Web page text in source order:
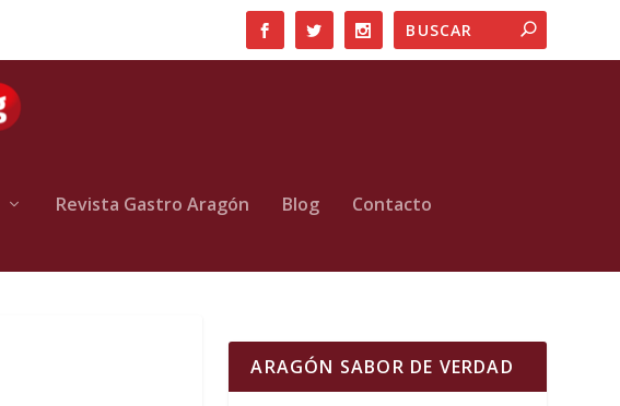
Revista Gastro Aragón Blog Contacto
ARAGÓN SABOR DE VERDAD